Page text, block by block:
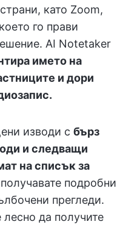
като Zoom,
го прави
AI Notetaker
името на
и дори
.
изводи с бърз
и следващи
на списък за
подробни
прегледи.
да получите